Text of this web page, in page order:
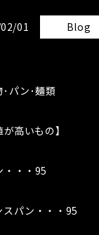
01 Blog
パン･麺類
が高いもの】
・・・95
スパン・・・95